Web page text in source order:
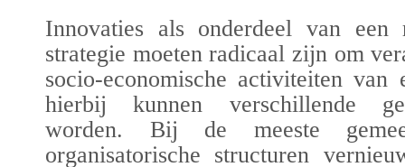
Innovaties als onderdeel van een
strategie moeten radicaal zijn om
socio-economische activiteiten van
hierbij kunnen verschillende
worden. Bij de meeste
organisatorische structuren